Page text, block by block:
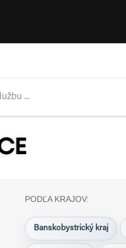
PODĽA KRAJOV:
Banskobystrický kraj